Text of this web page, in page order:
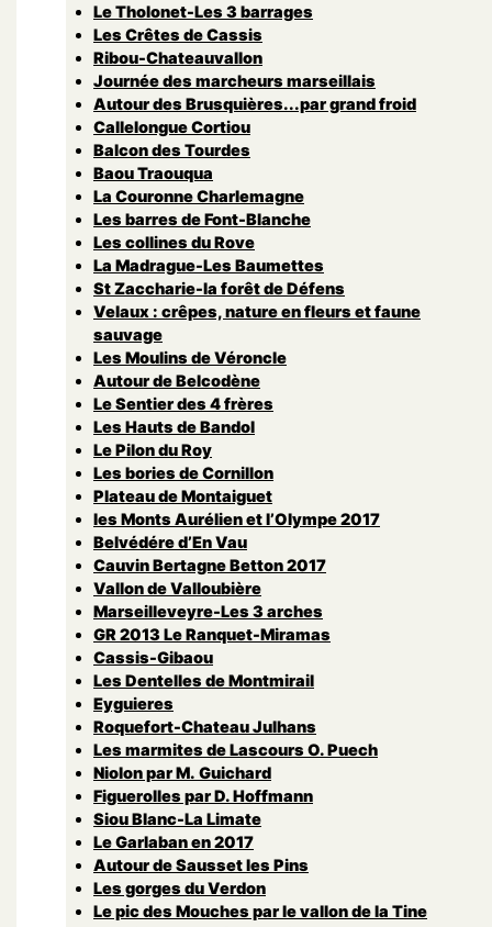
Le Tholonet-Les 3 barrages
Les Crêtes de Cassis
Ribou-Chateauvallon
Journée des marcheurs marseillais
Autour des Brusquières...par grand froid
Callelongue Cortiou
Balcon des Tourdes
Baou Traouqua
La Couronne Charlemagne
Les barres de Font-Blanche
Les collines du Rove
La Madrague-Les Baumettes
St Zaccharie-la forêt de Défens
Velaux : crêpes, nature en fleurs et faune
sauvage
Les Moulins de Véroncle
Autour de Belcodène
Le Sentier des 4 frères
Les Hauts de Bandol
Le Pilon du Roy
Les bories de Cornillon
Plateau de Montaiguet
les Monts Aurélien et l’Olympe 2017
Belvédére d’En Vau
Cauvin Bertagne Betton 2017
Vallon de Valloubière
Marseilleveyre-Les 3 arches
GR 2013 Le Ranquet-Miramas
Cassis-Gibaou
Les Dentelles de Montmirail
Eyguieres
Roquefort-Chateau Julhans
Les marmites de Lascours O. Puech
Niolon par M. Guichard
Figuerolles par D. Hoffmann
Siou Blanc-La Limate
Le Garlaban en 2017
Autour de Sausset les Pins
Les gorges du Verdon
Le pic des Mouches par le vallon de la Tine